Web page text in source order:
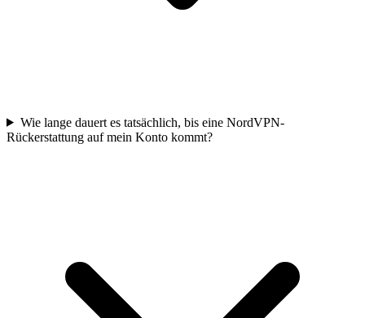
Wie lange dauert es tatsächlich, bis eine NordVPN-
Rückerstattung auf mein Konto kommt?